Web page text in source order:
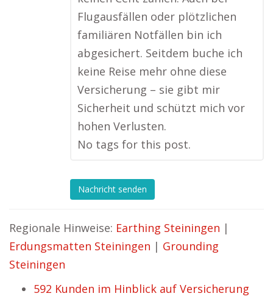
Flugausfällen oder plötzlichen
familiären Notfällen bin ich
abgesichert. Seitdem buche ich
keine Reise mehr ohne diese
Versicherung – sie gibt mir
Sicherheit und schützt mich vor
hohen Verlusten.
No tags for this post.
Nachricht senden
Regionale Hinweise: Earthing Steiningen |
Erdungsmatten Steiningen | Grounding
Steiningen
592 Kunden im Hinblick auf Versicherung